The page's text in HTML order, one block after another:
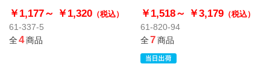
￥1,177～ ￥1,320 （税込）
61-337-5
全4商品
￥1,518～ ￥3,179（税込）
61-820-94
全7商品